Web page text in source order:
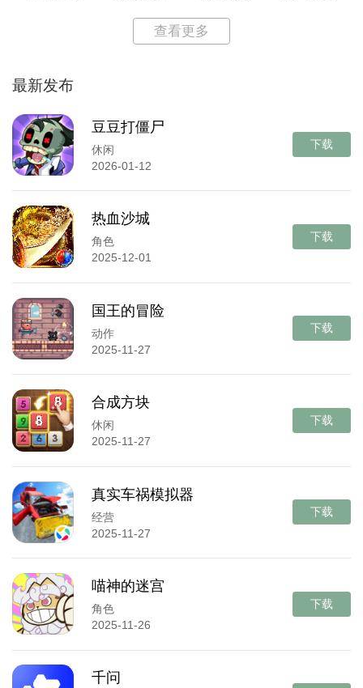
查看更多
最新发布
豆豆打僵尸
休闲
2026-01-12
下载
热血沙城
角色
2025-12-01
下载
国王的冒险
动作
2025-11-27
下载
合成方块
休闲
2025-11-27
下载
真实车祸模拟器
经营
2025-11-27
下载
喵神的迷宫
角色
2025-11-26
下载
千问